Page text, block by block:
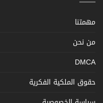
مهمتنا
من نحن
DMCA
حقوق الملكية الفكرية